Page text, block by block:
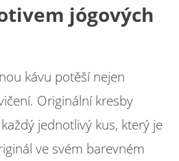
jógových
kávu potěší nejen
Originální kresby
jednotlivý kus, který je
ve svém barevném